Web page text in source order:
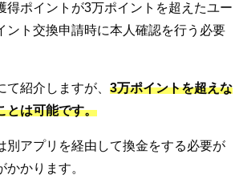
得ポイントが3万ポイントを超えたユー
ント交換申請時に本人確認を行う必要
紹介しますが、 3万ポイントを超えな
とは可能です。
別アプリを経由して換金をする必要が
かかります。